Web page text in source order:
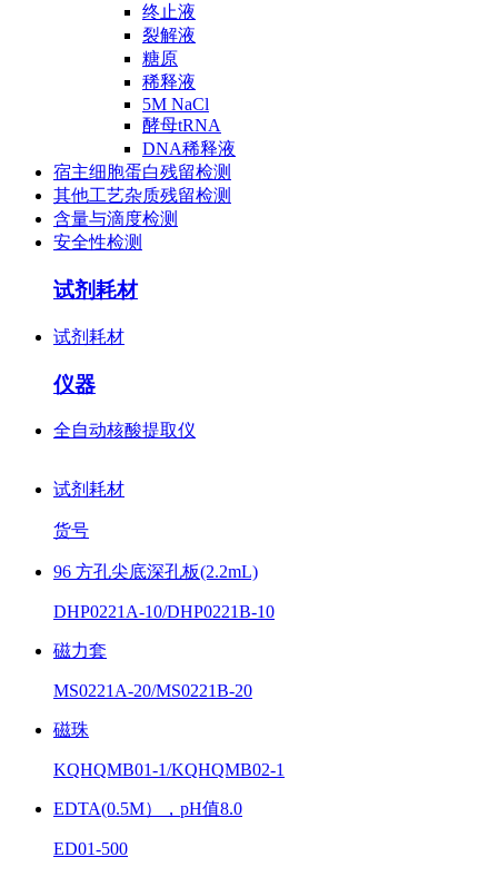
终止液
裂解液
糖原
稀释液
5M NaCl
酵母tRNA
DNA稀释液
宿主细胞蛋白残留检测
其他工艺杂质残留检测
含量与滴度检测
安全性检测
试剂耗材
试剂耗材
仪器
全自动核酸提取仪
试剂耗材
货号
96 方孔尖底深孔板(2.2mL)
DHP0221A-10/DHP0221B-10
磁力套
MS0221A-20/MS0221B-20
磁珠
KQHQMB01-1/KQHQMB02-1
EDTA(0.5M），pH值8.0
ED01-500